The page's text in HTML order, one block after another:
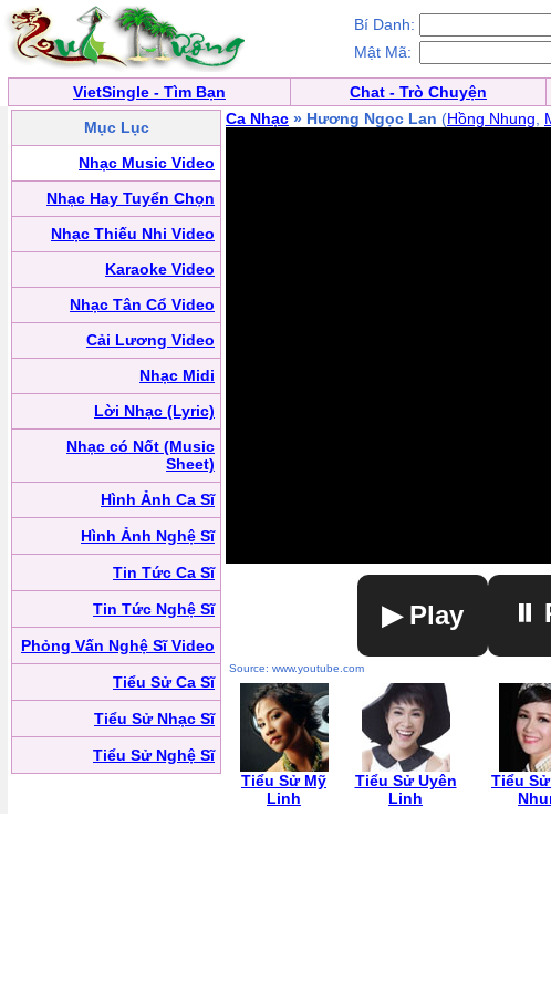
Bí Danh:
Mật Mã:
VietSingle - Tìm Bạn Chat - Trò Chuyện
Mục Lục
Nhạc Music Video
Nhạc Hay Tuyển Chọn
Nhạc Thiếu Nhi Video
Karaoke Video
Nhạc Tân Cổ Video
Cải Lương Video
Nhạc Midi
Lời Nhạc (Lyric)
Nhạc có Nốt (Music
Sheet)
Hình Ảnh Ca Sĩ
Hình Ảnh Nghệ Sĩ
Tin Tức Ca Sĩ
Tin Tức Nghệ Sĩ
Phỏng Vấn Nghệ Sĩ Video
Tiểu Sử Ca Sĩ
Tiểu Sử Nhạc Sĩ
Tiểu Sử Nghệ Sĩ
Ca Nhạc » Hương Ngọc Lan (Hồng Nhung
▶ Play ⏸
Source: www.youtube.com
Tiểu Sử Mỹ
Linh
Tiểu Sử Uyên
Linh
Tiểu